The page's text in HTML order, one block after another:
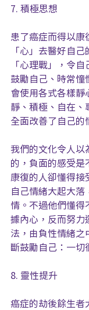
7. 積極思想
患了癌症而得以康
「心」去醫好自
「心理戰」，令
鼓勵自己、時常
會使用各式各樣
靜、積極、自在、
全面改善了自己的
我們的文化令人以
的，負面的感受
康復的人卻懂得
自己情緒大起大
情。不過他們懂
據內心，反而努力
法，由負性情緒
斷鼓勵自己：一切
8. 靈性提升
癌症的劫後餘生者